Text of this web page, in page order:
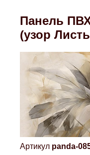
Панель
(узор
Артикул panda-